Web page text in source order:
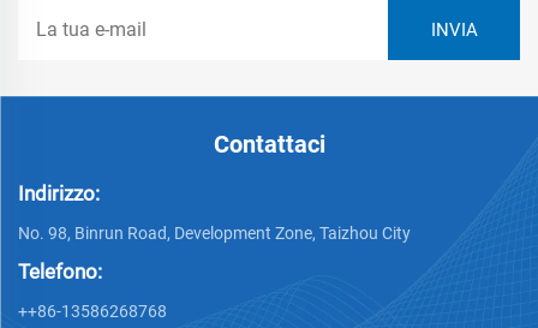
Contattaci
Indirizzo:
No. 98, Binrun Road, Development Zone, Taizhou City
Telefono:
++86-13586268768